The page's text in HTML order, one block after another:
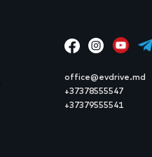
office@evdrive.md
+37378555547
+37379555541